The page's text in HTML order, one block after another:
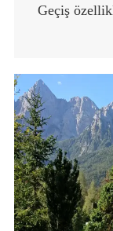
Geçiş